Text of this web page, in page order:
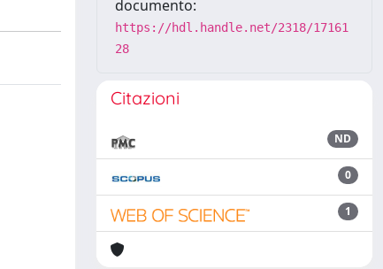
documento:
https://hdl.handle.net/2318/17161
28
Citazioni
ND
0
1